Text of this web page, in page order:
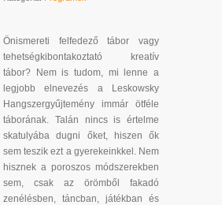
Önismereti felfedező tábor vagy
tehetségkibontakoztató kreatív
tábor? Nem is tudom, mi lenne a
legjobb elnevezés a Leskowsky
Hangszergyűjtemény immár ötféle
táborának. Talán nincs is értelme
skatulyába dugni őket, hiszen ők
sem teszik ezt a gyerekeinkkel. Nem
hisznek a poroszos módszerekben
sem, csak az örömből fakadó
zenélésben, táncban, játékban és